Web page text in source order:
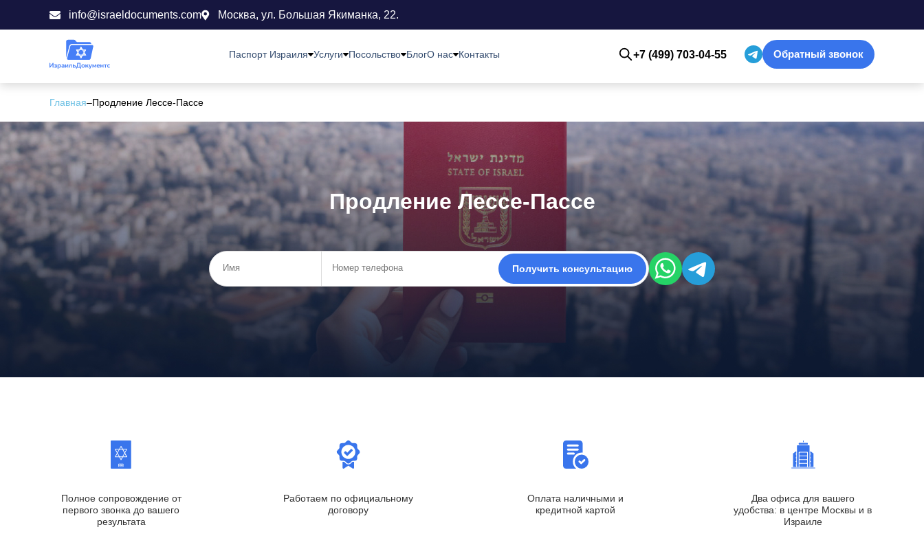
info@israeldocuments.com Москва, ул. Большая Якиманка, 22.
Паспорт Израиля Услуги Посольство БлогО нас Контакты +7 (499) 703-04-55 Обратный звонок
Главная–Продление Лессе-Пассе
Продление Лессе-Пассе
Получить консультацию
Полное сопровождение от
первого звонка до вашего
результата
Работаем по официальному
договору
Оплата наличными и
кредитной картой
Два офиса для вашего
удобства: в центре Москвы и в
Израиле